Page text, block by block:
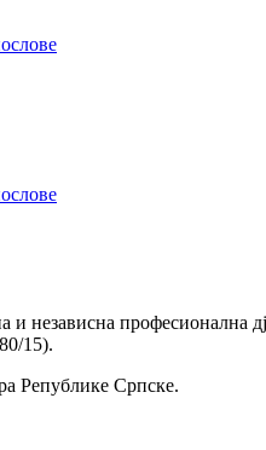
и независна
15).
Републике Српске.